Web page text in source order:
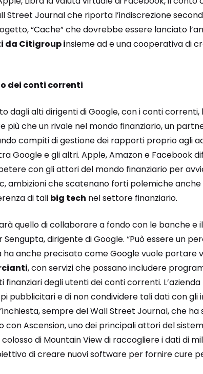
Street Journal che riporta l’indiscrezione
“Cache” che dovrebbe essere lanciato
da Citigroup insieme ad e una cooperativa di
dei conti correnti
dagli alti dirigenti di Google, con i conti correnti,
più che un rivale nel mondo finanziario, un
compiti di gestione dei rapporti proprio agli
Google e gli altri. Apple, Amazon e Facebook
con gli attori del mondo finanziario per
ambizioni che scatenano forti polemiche
di tali big tech nel settore finanziario.
quello di collaborare a fondo con le banche e
Sengupta, dirigente di Google. “Può essere un
ha anche precisato come Google vuole portare
, con servizi che possano includere
degli utenti dei conti correnti.
pubblicitari e di non condividere tali dati con gli
sempre del Wall Street Journal, che
con Ascension, uno dei principali attori del
di Mountain View di raccogliere i dati di
di creare nuovi software per fornire cure